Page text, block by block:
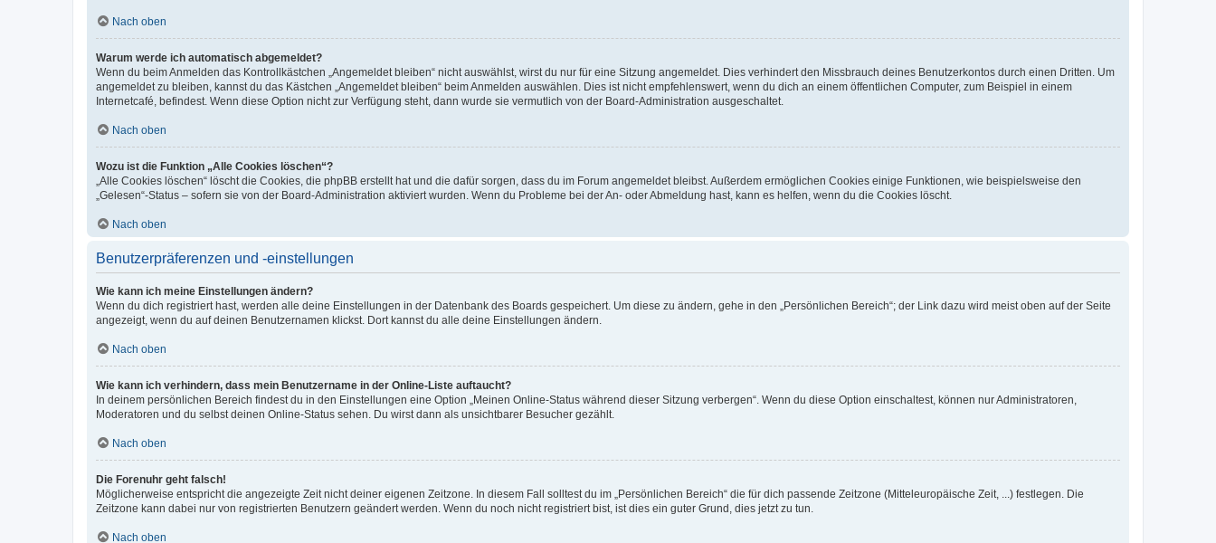
Nach oben
Warum werde ich automatisch abgemeldet?
Wenn du beim Anmelden das Kontrollkästchen „Angemeldet bleiben“ nicht auswählst, wirst du nur für eine Sitzung angemeldet. Dies verhindert den Missbrauch deines Benutzerkontos durch einen Dritten. Um
angemeldet zu bleiben, kannst du das Kästchen „Angemeldet bleiben“ beim Anmelden auswählen. Dies ist nicht empfehlenswert, wenn du dich an einem öffentlichen Computer, zum Beispiel in einem
Internetcafé, befindest. Wenn diese Option nicht zur Verfügung steht, dann wurde sie vermutlich von der Board-Administration ausgeschaltet.
Nach oben
Wozu ist die Funktion „Alle Cookies löschen“?
„Alle Cookies löschen“ löscht die Cookies, die phpBB erstellt hat und die dafür sorgen, dass du im Forum angemeldet bleibst. Außerdem ermöglichen Cookies einige Funktionen, wie beispielsweise den
„Gelesen“-Status – sofern sie von der Board-Administration aktiviert wurden. Wenn du Probleme bei der An- oder Abmeldung hast, kann es helfen, wenn du die Cookies löscht.
Nach oben
Benutzerpräferenzen und -einstellungen
Wie kann ich meine Einstellungen ändern?
Wenn du dich registriert hast, werden alle deine Einstellungen in der Datenbank des Boards gespeichert. Um diese zu ändern, gehe in den „Persönlichen Bereich“; der Link dazu wird meist oben auf der Seite
angezeigt, wenn du auf deinen Benutzernamen klickst. Dort kannst du alle deine Einstellungen ändern.
Nach oben
Wie kann ich verhindern, dass mein Benutzername in der Online-Liste auftaucht?
In deinem persönlichen Bereich findest du in den Einstellungen eine Option „Meinen Online-Status während dieser Sitzung verbergen“. Wenn du diese Option einschaltest, können nur Administratoren,
Moderatoren und du selbst deinen Online-Status sehen. Du wirst dann als unsichtbarer Besucher gezählt.
Nach oben
Die Forenuhr geht falsch!
Möglicherweise entspricht die angezeigte Zeit nicht deiner eigenen Zeitzone. In diesem Fall solltest du im „Persönlichen Bereich“ die für dich passende Zeitzone (Mitteleuropäische Zeit, ...) festlegen. Die
Zeitzone kann dabei nur von registrierten Benutzern geändert werden. Wenn du noch nicht registriert bist, ist dies ein guter Grund, dies jetzt zu tun.
Nach oben